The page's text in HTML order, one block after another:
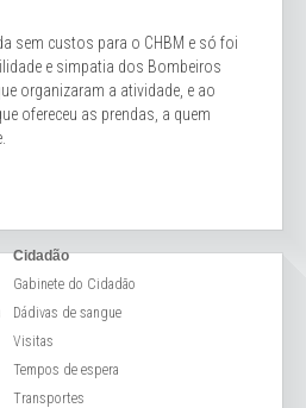
sem custos para o CHBM e só foi
e simpatia dos Bombeiros
organizaram a atividade, e ao
ofereceu as prendas, a quem
Cidadão
Gabinete do Cidadão
Dádivas de sangue
Visitas
Tempos de espera
Transportes